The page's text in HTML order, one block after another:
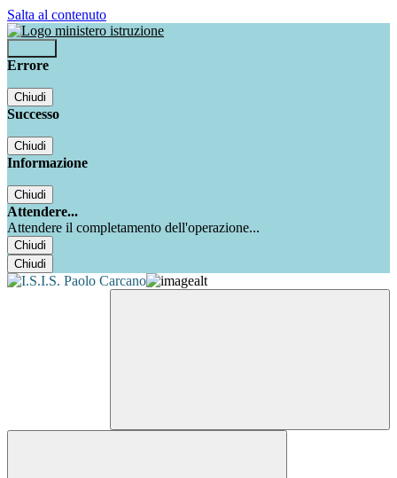
Salta al contenuto
Errore
Chiudi
Successo
Chiudi
Informazione
Chiudi
Attendere...
Attendere il completamento dell'operazione...
Chiudi
Chiudi